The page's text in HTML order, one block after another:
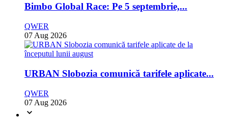
Bimbo Global Race: Pe 5 septembrie,...
QWER
07 Aug 2026
URBAN Slobozia comunică tarifele aplicate...
QWER
07 Aug 2026